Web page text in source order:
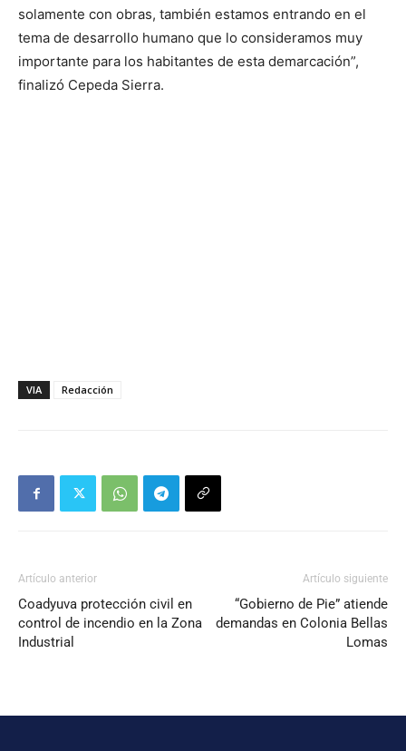
solamente con obras, también estamos entrando en el
tema de desarrollo humano que lo consideramos muy
importante para los habitantes de esta demarcación”,
finalizó Cepeda Sierra.
VIA Redacción
Artículo anterior
Coadyuva protección civil en
control de incendio en la Zona
Industrial
Artículo siguiente
“Gobierno de Pie” atiende
demandas en Colonia Bellas
Lomas